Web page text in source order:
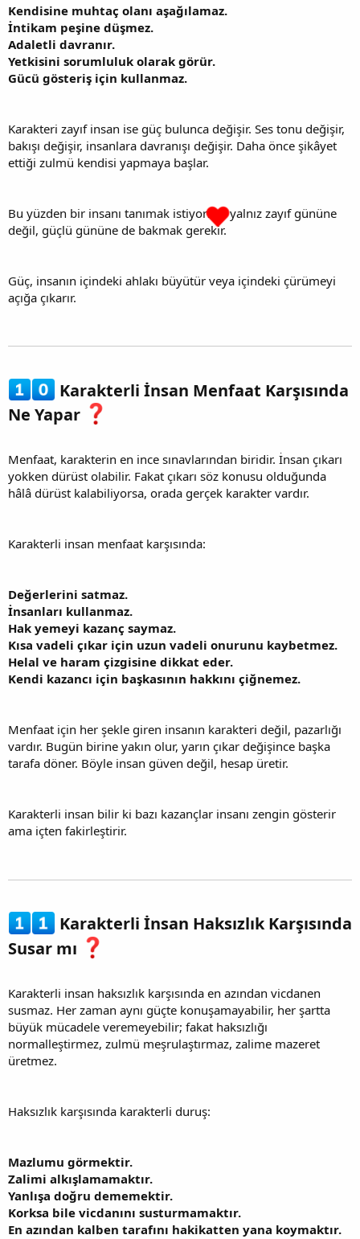
Kendisine muhtaç olanı aşağılamaz.
İntikam peşine düşmez.
Adaletli davranır.
Yetkisini sorumluluk olarak görür.
Gücü gösteriş için kullanmaz.
Karakteri zayıf insan ise güç bulunca değişir. Ses tonu değişir,
bakışı değişir, insanlara davranışı değişir. Daha önce şikâyet
ettiği zulmü kendisi yapmaya başlar.
Bu yüzden bir insanı tanımak istiyorsan yalnız zayıf gününe
değil, güçlü gününe de bakmak gerekir.
Güç, insanın içindeki ahlakı büyütür veya içindeki çürümeyi
açığa çıkarır.
Karakterli İnsan Menfaat Karşısında
Ne Yapar
Menfaat, karakterin en ince sınavlarından biridir. İnsan çıkarı
yokken dürüst olabilir. Fakat çıkarı söz konusu olduğunda
hâlâ dürüst kalabiliyorsa, orada gerçek karakter vardır.
Karakterli insan menfaat karşısında:
Değerlerini satmaz.
İnsanları kullanmaz.
Hak yemeyi kazanç saymaz.
Kısa vadeli çıkar için uzun vadeli onurunu kaybetmez.
Helal ve haram çizgisine dikkat eder.
Kendi kazancı için başkasının hakkını çiğnemez.
Menfaat için her şekle giren insanın karakteri değil, pazarlığı
vardır. Bugün birine yakın olur, yarın çıkar değişince başka
tarafa döner. Böyle insan güven değil, hesap üretir.
Karakterli insan bilir ki bazı kazançlar insanı zengin gösterir
ama içten fakirleştirir.
Karakterli İnsan Haksızlık Karşısında
Susar mı
Karakterli insan haksızlık karşısında en azından vicdanen
susmaz. Her zaman aynı güçte konuşamayabilir, her şartta
büyük mücadele veremeyebilir; fakat haksızlığı
normalleştirmez, zulmü meşrulaştırmaz, zalime mazeret
üretmez.
Haksızlık karşısında karakterli duruş:
Mazlumu görmektir.
Zalimi alkışlamamaktır.
Yanlışa doğru dememektir.
Korksa bile vicdanını susturmamaktır.
En azından kalben tarafını hakikatten yana koymaktır.